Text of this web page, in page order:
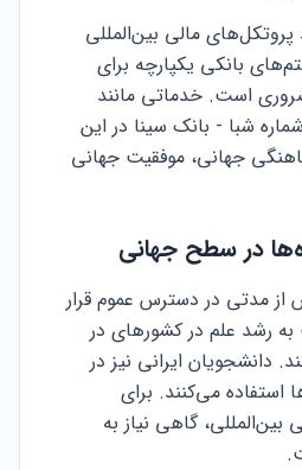
پروتکل‌های مالی بین‌المللی
بانکی یکپارچه برای
است. خدماتی مانند
شبا - بانک سینا در این
جهانی، موفقیت جهانی
در سطح جهانی
مدتی در دسترس عموم قرار
رشد علم در کشورهای در
ایرانی نیز در
داده‌ها استفاده می‌کنند. برای
گاهی نیاز به